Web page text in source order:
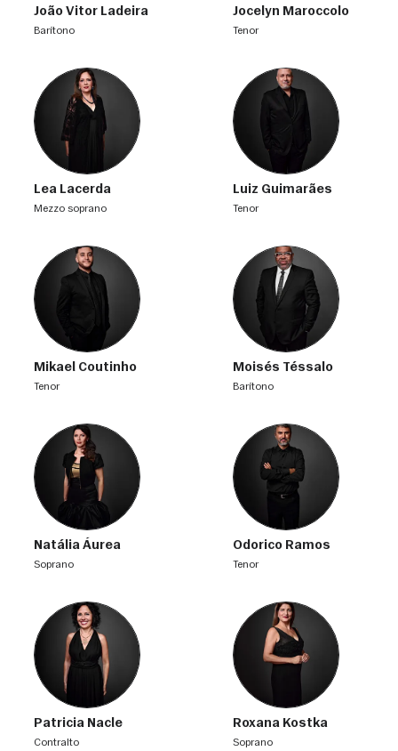
João Vitor Ladeira
barítono
Jocelyn Maroccolo
tenor
Lea Lacerda
mezzo soprano
Luiz Guimarães
tenor
Mikael Coutinho
tenor
Moisés Téssalo
barítono
Natália Áurea
soprano
Odorico Ramos
tenor
Patricia Nacle
contralto
Roxana Kostka
soprano